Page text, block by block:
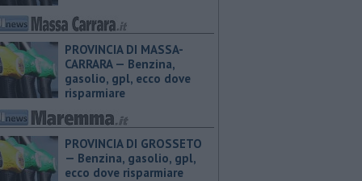
PROVINCIA DI MASSA-
CARRARA — ​Benzina,
gasolio, gpl, ecco dove
risparmiare
PROVINCIA DI GROSSETO
— ​Benzina, gasolio, gpl,
ecco dove risparmiare